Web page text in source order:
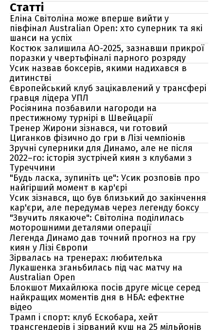
Статті
Еліна Світоліна може вперше вийти у
півфінал Australian Open: хто суперник та які
шанси на успіх
Костюк залишила AO-2025, зазнавши прикрої
поразки у чвертьфіналі парного розряду
Усик назвав боксерів, якими надихався в
дитинстві
Європейський клуб зацікавлений у трансфері
гравця лідера УПЛ
Росіянина позбавили нагороди на
престижному турнірі в Швейцарії
Тренер Жирони зізнався, чи готовий
Циганков фізично до гри в Лізі чемпіонів
Зручні суперники для Динамо, але не після
2022–го: історія зустрічей киян з клубами з
Туреччини
"Будь ласка, зупиніть це": Усик розповів про
найгірший момент в кар'єрі
Усик зізнався, що був близький до закінчення
кар'єри, але передумав через легенду боксу
"Звучить лякаюче": Світоліна поділилась
моторошними деталями операції
Легенда Динамо дав точний прогноз на гру
киян у Лізі Європи
Зірвалась на тренерах: любителька
Лукашенка зганьбилась під час матчу на
Australian Open
Блокшот Михайлюка посів друге місце серед
найкращих моментів дня в НБА: ефектне
відео
Трамп і спорт: клуб Ескобара, хейт
трансгендерів і зірваний куш на 25 мільйонів